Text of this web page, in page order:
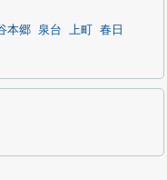
本郷 泉台 上町
春日